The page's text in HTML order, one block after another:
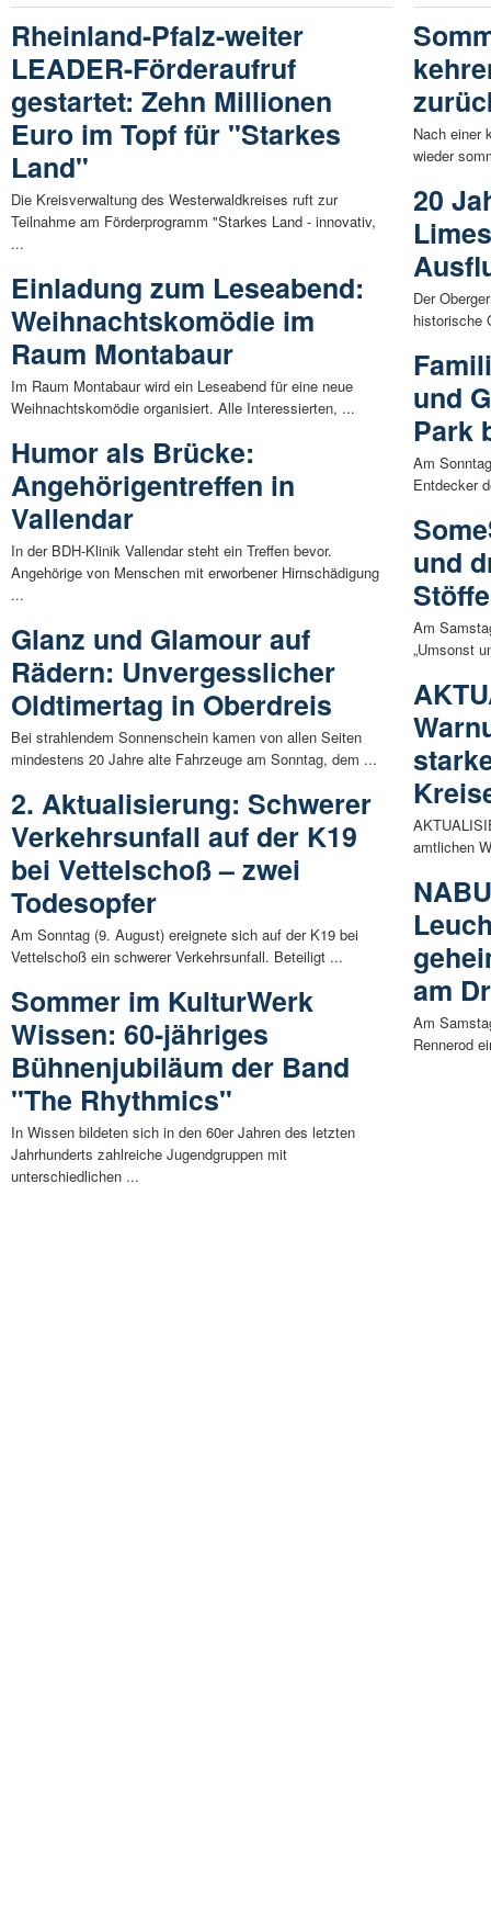
Rheinland-Pfalz-weiter
LEADER-Förderaufruf
gestartet: Zehn Millionen
Euro im Topf für "Starkes
Land"
Die Kreisverwaltung des Westerwaldkreises ruft zur
Teilnahme am Förderprogramm "Starkes Land - innovativ,
...
Einladung zum Leseabend:
Weihnachtskomödie im
Raum Montabaur
Im Raum Montabaur wird ein Leseabend für eine neue
Weihnachtskomödie organisiert. Alle Interessierten, ...
Humor als Brücke:
Angehörigentreffen in
Vallendar
In der BDH-Klinik Vallendar steht ein Treffen bevor.
Angehörige von Menschen mit erworbener Hirnschädigung
...
Glanz und Glamour auf
Rädern: Unvergesslicher
Oldtimertag in Oberdreis
Bei strahlendem Sonnenschein kamen von allen Seiten
mindestens 20 Jahre alte Fahrzeuge am Sonntag, dem ...
2. Aktualisierung: Schwerer
Verkehrsunfall auf der K19
bei Vettelschoß – zwei
Todesopfer
Am Sonntag (9. August) ereignete sich auf der K19 bei
Vettelschoß ein schwerer Verkehrsunfall. Beteiligt ...
Sommer im KulturWerk
Wissen: 60-jähriges
Bühnenjubiläum der Band
"The Rhythmics"
In Wissen bildeten sich in den 60er Jahren des letzten
Jahrhunderts zahlreiche Jugendgruppen mit
unterschiedlichen ...
Nach einer
wieder
20
Der
historische
und
Park
Am
Entdecker
und
Am
„Umsonst
amtlichen
am
Am
Rennerod